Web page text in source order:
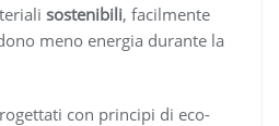
sostenibili, facilmente
meno energia durante la
con principi di eco-